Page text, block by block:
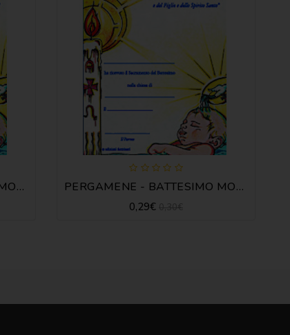
PERGAMENE - BATTESIMO MOD. C PERGAMENE - BATTESIMO MOD. C
0,29€